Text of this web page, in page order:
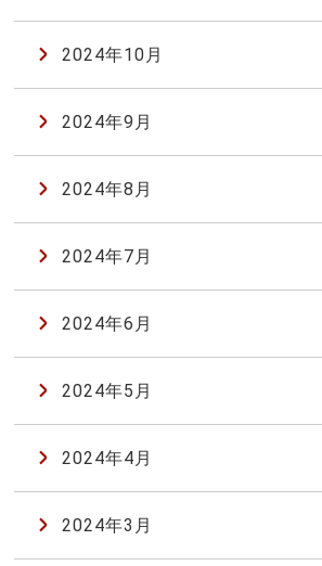
2024年10月
2024年9月
2024年8月
2024年7月
2024年6月
2024年5月
2024年4月
2024年3月